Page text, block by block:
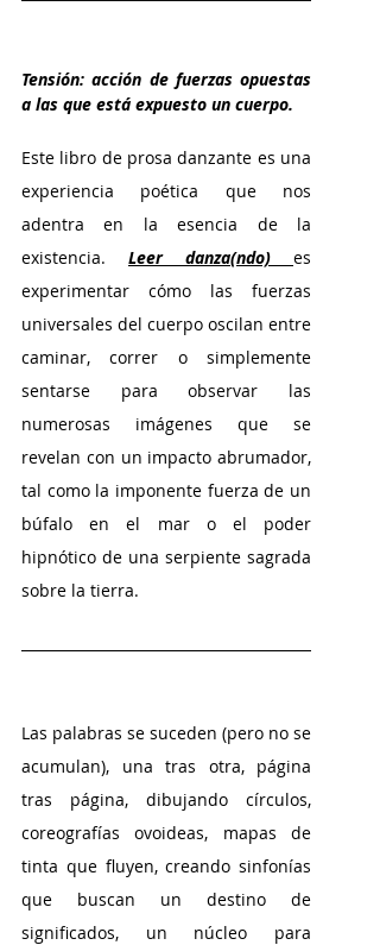
Tensión: acción de fuerzas opuestas
a las que está expuesto un cuerpo.
Este libro de prosa danzante es una
experiencia poética que nos
adentra en la esencia de la
existencia. Leer danza(ndo)
es
experimentar cómo las fuerzas
universales del cuerpo oscilan entre
caminar, correr o simplemente
sentarse para observar las
numerosas imágenes que se
revelan con un impacto abrumador,
tal como la imponente fuerza de un
búfalo en el mar o el poder
hipnótico de una serpiente sagrada
sobre la tierra.
Las palabras se suceden (pero no se
acumulan), una tras otra, página
tras página, dibujando círculos,
coreografías ovoideas, mapas de
tinta que fluyen, creando sinfonías
que buscan un destino de
significados, un núcleo para